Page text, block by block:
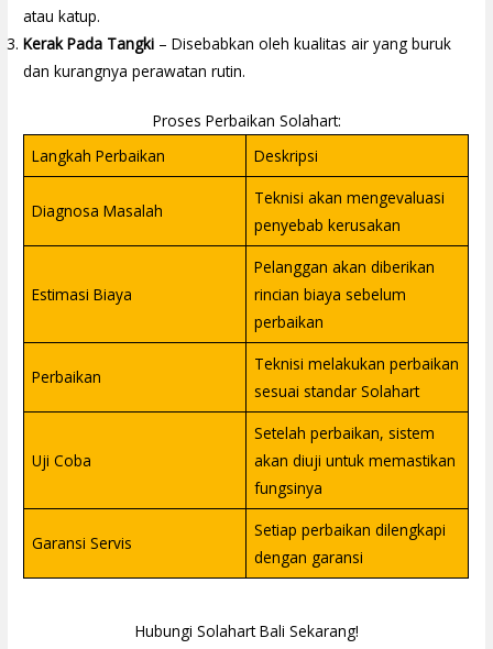
atau katup.
Kerak Pada Tangki – Disebabkan oleh kualitas air yang buruk
dan kurangnya perawatan rutin.
Proses Perbaikan Solahart:
Langkah Perbaikan
Deskripsi
Diagnosa Masalah
Teknisi akan mengevaluasi
penyebab kerusakan
Estimasi Biaya
Pelanggan akan diberikan
rincian biaya sebelum
perbaikan
Perbaikan
Teknisi melakukan perbaikan
sesuai standar Solahart
Uji Coba
Setelah perbaikan, sistem
akan diuji untuk memastikan
fungsinya
Garansi Servis
Setiap perbaikan dilengkapi
dengan garansi
Hubungi Solahart Bali Sekarang!